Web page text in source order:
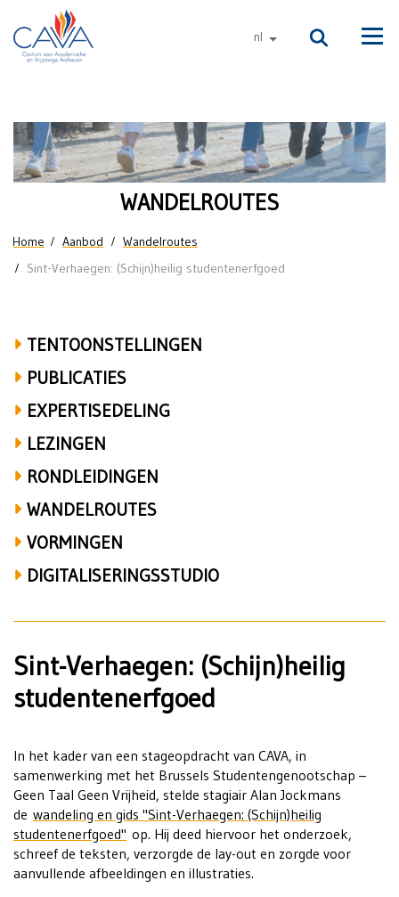
Naar de inhoud
nl andere talen
Sint-
Verhaegen:
(Schijn)heilig
studentenerfgoed
WANDELROUTES
U bent hier
Home Aanbod
Wandelroutes
Sint-Verhaegen: (Schijn)heilig studentenerfgoed
TENTOONSTELLINGEN
PUBLICATIES
EXPERTISEDELING
LEZINGEN
RONDLEIDINGEN
WANDELROUTES
VORMINGEN
DIGITALISERINGSSTUDIO
Sint-Verhaegen: (Schijn)heilig
studentenerfgoed
In het kader van een stageopdracht van CAVA, in
samenwerking met het Brussels Studentengenootschap –
Geen Taal Geen Vrijheid, stelde stagiair Alan Jockmans
de wandeling en gids "Sint-Verhaegen: (Schijn)heilig
studentenerfgoed" op. Hij deed hiervoor het onderzoek,
schreef de teksten, verzorgde de lay-out en zorgde voor
aanvullende afbeeldingen en illustraties.